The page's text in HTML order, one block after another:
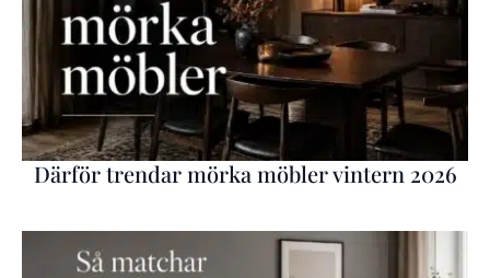
Därför trendar mörka möbler vintern 2026